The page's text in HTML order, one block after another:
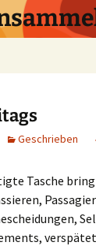
Geschrieben
Tasche